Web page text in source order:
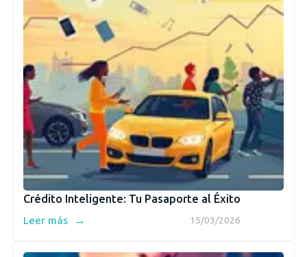
Crédito Inteligente: Tu Pasaporte al Éxito
15/03/2026
Leer más →